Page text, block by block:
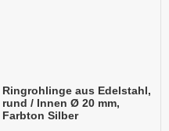
Ringrohlinge aus Edelstahl,
rund / Innen Ø 20 mm,
Farbton Silber